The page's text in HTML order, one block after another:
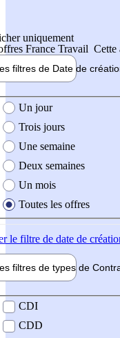
uniquement
France Travail Cette
filtres de Date de
création de l'offre
Un jour
Trois jours
Une semaine
Deux semaines
Un mois
Toutes les offres
le filtre de date de
filtres de types de
contrat
CDI
CDD